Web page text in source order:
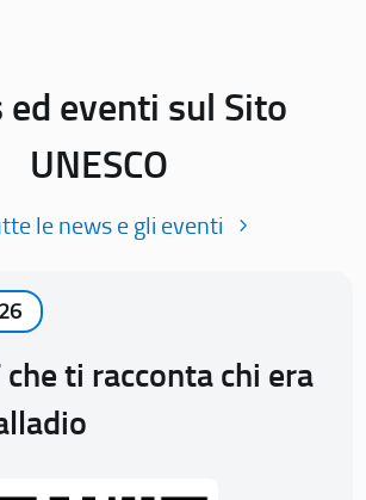
ed eventi sul Sito
UNESCO
le news e gli eventi
che ti racconta chi era